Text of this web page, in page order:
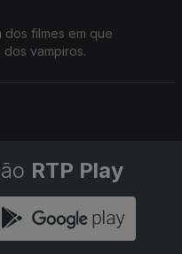
dos filmes em que
vampiros.
RTP Play